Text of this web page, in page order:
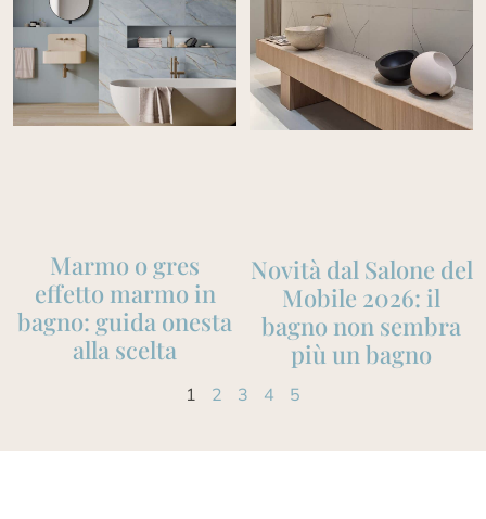
Marmo o gres
effetto marmo in
bagno: guida onesta
alla scelta
Novità dal Salone del
Mobile 2026: il
bagno non sembra
più un bagno
1 2 3 4 5